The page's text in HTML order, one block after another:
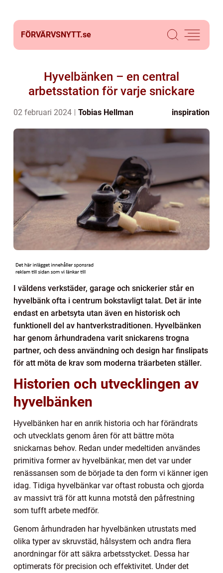
FÖRVÄRVSNYTT.se
Hyvelbänken – en central
arbetsstation för varje snickare
02 februari 2024 Tobias Hellman inspiration
I väldens verkstäder, garage och snickerier står en
hyvelbänk ofta i centrum bokstavligt talat. Det är inte
endast en arbetsyta utan även en historisk och
funktionell del av hantverkstraditionen. Hyvelbänken
har genom århundradena varit snickarens trogna
partner, och dess användning och design har finslipats
för att möta de krav som moderna träarbeten ställer.
Historien och utvecklingen av
hyvelbänken
Hyvelbänken har en anrik historia och har förändrats
och utvecklats genom åren för att bättre möta
snickarnas behov. Redan under medeltiden användes
primitiva former av hyvelbänkar, men det var under
renässansen som de började ta den form vi känner igen
idag. Tidiga hyvelbänkar var oftast robusta och gjorda
av massivt trä för att kunna motstå den påfrestning
som tufft arbete medför.
Genom århundraden har hyvelbänken utrustats med
olika typer av skruvstäd, hålsystem och andra flera
anordningar för att säkra arbetsstycket. Dessa har
optimerats för precision och effektivitet. Under det